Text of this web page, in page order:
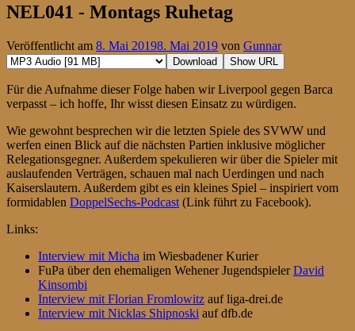
NEL041 - Montags Ruhetag
Veröffentlicht am 8. Mai 20198. Mai 2019 von Gunnar
Download Show URL
Für die Aufnahme dieser Folge haben wir Liverpool gegen Barca
verpasst – ich hoffe, Ihr wisst diesen Einsatz zu würdigen.
Wie gewohnt besprechen wir die letzten Spiele des SVWW und
werfen einen Blick auf die nächsten Partien inklusive möglicher
Relegationsgegner. Außerdem spekulieren wir über die Spieler mit
auslaufenden Verträgen, schauen mal nach Uerdingen und nach
Kaiserslautern. Außerdem gibt es ein kleines Spiel – inspiriert vom
formidablen DoppelSechs-Podcast (Link führt zu Facebook).
Links:
Interview mit Micha im Wiesbadener Kurier
FuPa über den ehemaligen Wehener JugendspielerDavid
Kinsombi
Interview mit Florian Fromlowitz auf liga-drei.de
Interview mit Nicklas Shipnoski auf dfb.de